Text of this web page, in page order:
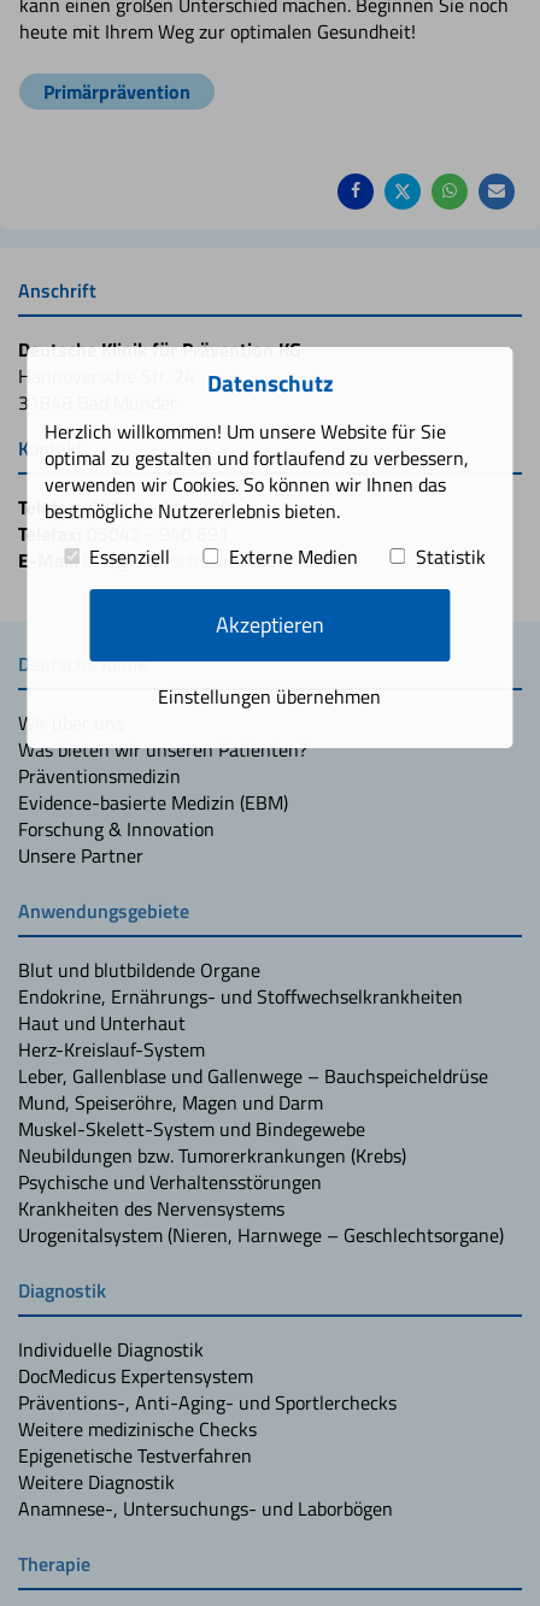
heute mit Ihrem Weg zur optimalen Gesundheit!
Primärprävention
teilen teilen teilen
Anschrift
Deutsche Klinik für Prävention KG
Hannoversche Str. 24
31848 Bad Münder
Kontakt
Telefon:05042 - 940 690
Telefax:
E-Mail: info@deutscheklinik.de
Deutsche Klinik
Wir über uns
Was bieten wir unseren Patienten?
Präventionsmedizin
Evidence-basierte Medizin (EBM)
Forschung & Innovation
Unsere Partner
Anwendungsgebiete
Blut und blutbildende Organe
Endokrine, Ernährungs- und Stoffwechselkrankheiten
Haut und Unterhaut
Herz-Kreislauf-System
Leber, Gallenblase und Gallenwege – Bauchspeicheldrüse
Mund, Speiseröhre, Magen und Darm
Muskel-Skelett-System und Bindegewebe
Neubildungen bzw. Tumorerkrankungen (Krebs)
Psychische und Verhaltensstörungen
Krankheiten des Nervensystems
Urogenitalsystem (Nieren, Harnwege – Geschlechtsorgane)
Diagnostik
Individuelle Diagnostik
DocMedicus Expertensystem
Präventions-, Anti-Aging- und Sportlerchecks
Weitere medizinische Checks
Epigenetische Testverfahren
Weitere Diagnostik
Anamnese-, Untersuchungs- und Laborbögen
Therapie
Datenschutz
Herzlich willkommen! Um unsere Website für Sie
optimal zu gestalten und fortlaufend zu verbessern,
verwenden wir Cookies. So können wir Ihnen das
bestmögliche Nutzererlebnis bieten.
Essenziell
Externe Medien Statistik
Akzeptieren
Einstellungen übernehmen